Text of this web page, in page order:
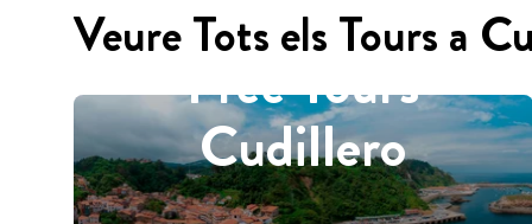
Veure Tots els Tours a
Free Tours
Cudillero